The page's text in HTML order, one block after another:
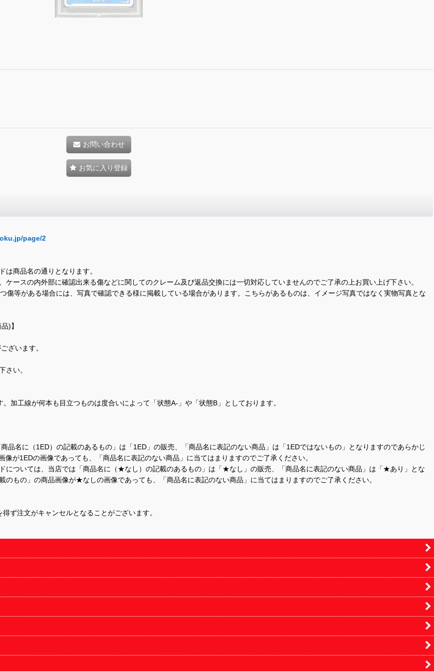
お問い合わせ
お気に入り登録
page/2
商品名の通りとなります。
ースの内外部に確認出来る傷などに関してのクレーム及び返品交換には一切対応していませんのでご了承の上お買い上げ下さい。
等がある場合には、写真で確認できる様に掲載している場合があります。こちらがあるものは、イメージ写真ではなく実物写真とな
)】
ざいます。
さい。
加工線が何本も目立つものは度合いによって「状態A-」や「状態B」としております。
品名に（1ED）の記載のあるもの」は「1ED」の販売、「商品名に表記のない商品」は「1EDではないもの」となりますのであらかじ
が1EDの画像であっても、「商品名に表記のない商品」に当てはまりますのでご了承ください。
ついては、当店では「商品名に（★なし）の記載のあるもの」は「★なし」の販売、「商品名に表記のない商品」は「★あり」とな
もの」の商品画像が★なしの画像であっても、「商品名に表記のない商品」に当てはまりますのでご了承ください。
ず注文がキャンセルとなることがございます。